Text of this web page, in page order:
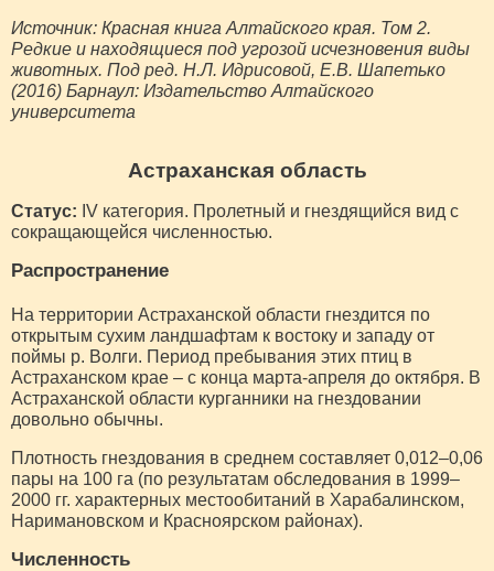
Источник: Красная книга Алтайского края. Том 2.
Редкие и находящиеся под угрозой исчезновения виды
животных. Под ред. Н.Л. Идрисовой, Е.В. Шапетько
(2016) Барнаул: Издательство Алтайского
университета
Астраханская область
Статус: IV категория. Пролетный и гнездящийся вид с
сокращающейся численностью.
Распространение
На территории Астраханской области гнездится по
открытым сухим ландшафтам к востоку и западу от
поймы р. Волги. Период пребывания этих птиц в
Астраханском крае – с конца марта-апреля до октября. В
Астраханской области курганники на гнездовании
довольно обычны.
Плотность гнездования в среднем составляет 0,012–0,06
пары на 100 га (по результатам обследования в 1999–
2000 гг. характерных местообитаний в Харабалинском,
Наримановском и Красноярском районах).
Численность